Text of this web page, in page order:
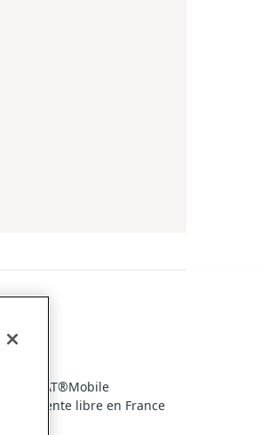
de la vente libre en France